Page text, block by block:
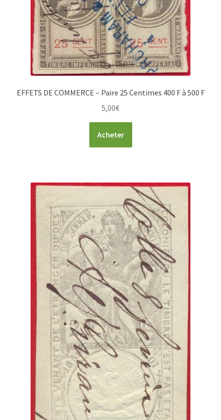
EFFETS DE COMMERCE – Paire 25 Centimes 400 F à 500 F
5,00€
Acheter